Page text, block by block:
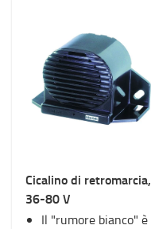
Cicalino di retromarcia,
36-80 V
Il "rumore bianco" è